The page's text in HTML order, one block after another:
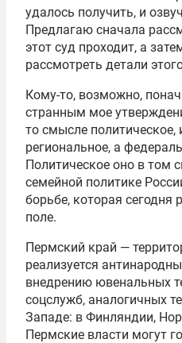
удалось получить, и
Предлагаю сначала
этот суд проходит, а
рассмотреть детали
Кому-то, возможно,
странным мое
то смысле политическое,
региональное, а
Политическое оно в том
семейной политике
борьбе, которая сегодня
поле.
Пермский край —
реализуется
внедрению ювенальных
соцслужб, аналогичных
Западе: в Финляндии,
Пермские власти могут